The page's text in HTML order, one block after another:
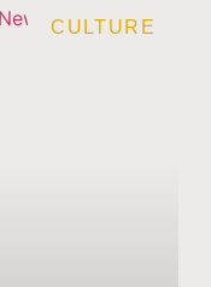
CULTURE